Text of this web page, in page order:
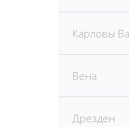
Карловы
Вена
Дрезден